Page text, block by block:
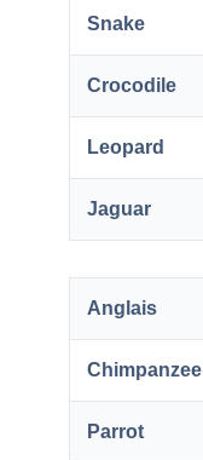
Snake
Crocodile
Leopard
Jaguar
Anglais
Chimpanzee
Parrot